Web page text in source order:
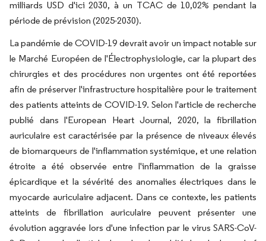
milliards USD d'ici 2030, à un TCAC de 10,02% pendant la
période de prévision (2025-2030).
La pandémie de COVID-19 devrait avoir un impact notable sur
le Marché Européen de l'Électrophysiologie, car la plupart des
chirurgies et des procédures non urgentes ont été reportées
afin de préserver l'infrastructure hospitalière pour le traitement
des patients atteints de COVID-19. Selon l'article de recherche
publié dans l'European Heart Journal, 2020, la fibrillation
auriculaire est caractérisée par la présence de niveaux élevés
de biomarqueurs de l'inflammation systémique, et une relation
étroite a été observée entre l'inflammation de la graisse
épicardique et la sévérité des anomalies électriques dans le
myocarde auriculaire adjacent. Dans ce contexte, les patients
atteints de fibrillation auriculaire peuvent présenter une
évolution aggravée lors d'une infection par le virus SARS-CoV-